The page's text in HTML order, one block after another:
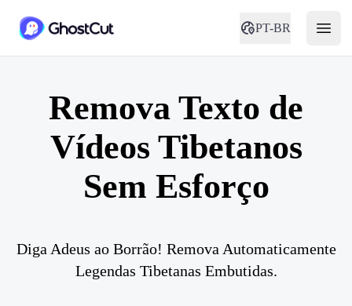
PT-BR
Remova Texto de
Vídeos Tibetanos
Sem Esforço
Diga Adeus ao Borrão! Remova Automaticamente
Legendas Tibetanas Embutidas.